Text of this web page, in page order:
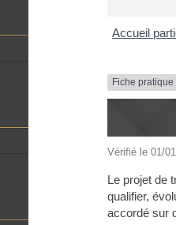
Accueil
Fiche pratique
Vérifié le 01/
Le projet de
qualifier,
accordé sur